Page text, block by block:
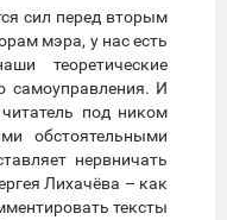
сил перед вторым
мэра, у нас есть
теоретические
самоуправления. И
под ником
обстоятельными
нервничать
Лихачёва – как
тексты